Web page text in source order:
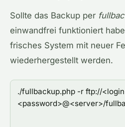
Sollte das Backup per
einwandfrei funktioniert
frisches System mit neuer
wiederhergestellt werden.